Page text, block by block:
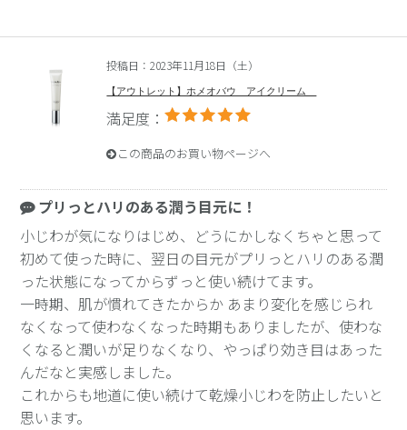
投稿日：2023年11月18日（土）
【アウトレット】ホメオバウ アイクリーム
満足度：
この商品のお買い物ページへ
プリっとハリのある潤う目元に！
小じわが気になりはじめ、どうにかしなくちゃと思って
初めて使った時に、翌日の目元がプリっとハリのある潤
った状態になってからずっと使い続けてます。
一時期、肌が慣れてきたからか あまり変化を感じられ
なくなって使わなくなった時期もありましたが、使わな
くなると潤いが足りなくなり、やっぱり効き目はあった
んだなと実感しました。
これからも地道に使い続けて乾燥小じわを防止したいと
思います。